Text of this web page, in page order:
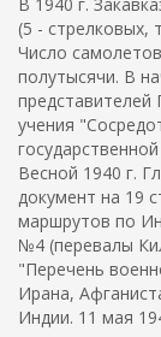
(5 - стрелковых,
Число
полутысячи. В
учения
Весной 1940 г.
документ на 19
маршрутов по
№4 (перевалы
"Перечень
Ирана,
Индии. 11 мая